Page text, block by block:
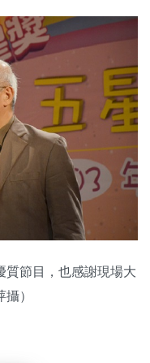
質節目，也感謝現場大
）